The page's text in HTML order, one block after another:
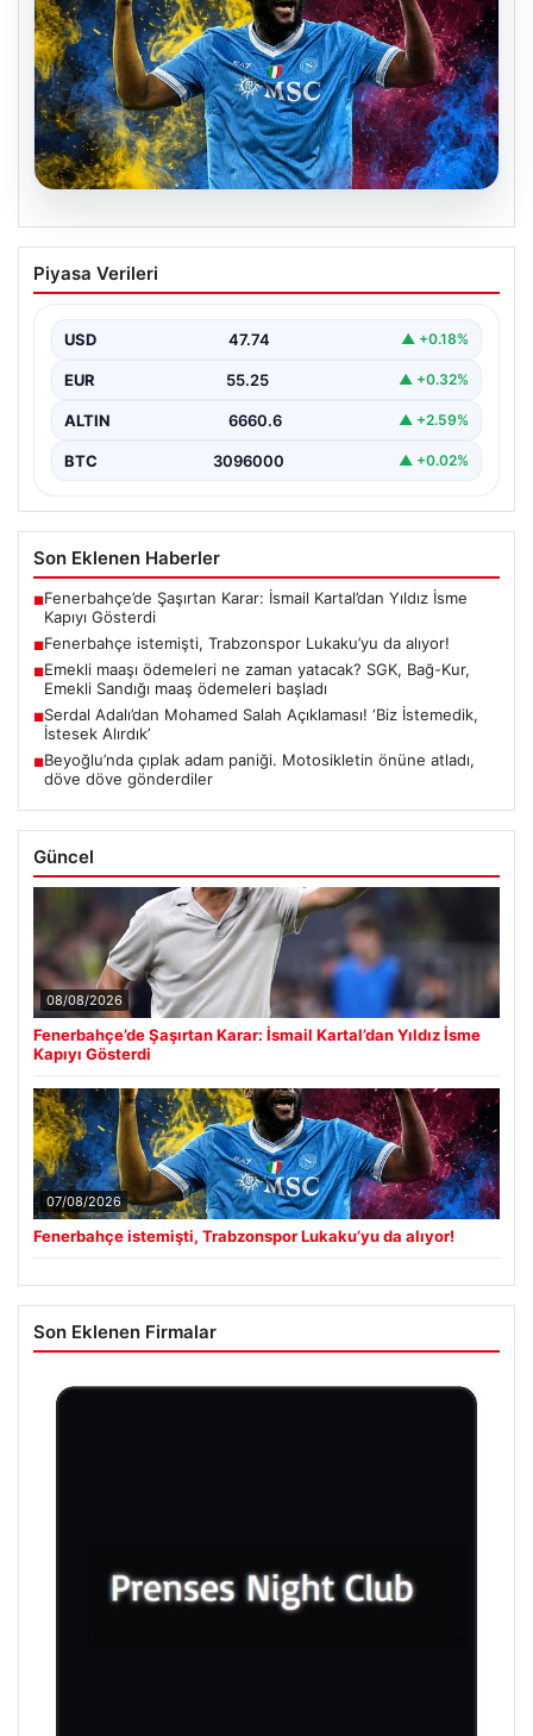
Fenerbahçe istemişti, Trabzonspor
Lukaku’yu da alıyor!
Piyasa Verileri
USD 47.74 ▲ +0.18%
EUR 55.25 ▲ +0.32%
ALTIN 6660.6 ▲ +2.59%
BTC 3096000 ▲ +0.02%
Son Eklenen Haberler
■Fenerbahçe’de Şaşırtan Karar: İsmail Kartal’dan Yıldız İsme
Kapıyı Gösterdi
■Fenerbahçe istemişti, Trabzonspor Lukaku’yu da alıyor!
■Emekli maaşı ödemeleri ne zaman yatacak? SGK, Bağ-Kur,
Emekli Sandığı maaş ödemeleri başladı
■Serdal Adalı’dan Mohamed Salah Açıklaması! ‘Biz İstemedik,
İstesek Alırdık’
■Beyoğlu’nda çıplak adam paniği. Motosikletin önüne atladı,
döve döve gönderdiler
Güncel
08/08/2026
Fenerbahçe’de Şaşırtan Karar: İsmail Kartal’dan Yıldız İsme
Kapıyı Gösterdi
07/08/2026
Fenerbahçe istemişti, Trabzonspor Lukaku’yu da alıyor!
Son Eklenen Firmalar